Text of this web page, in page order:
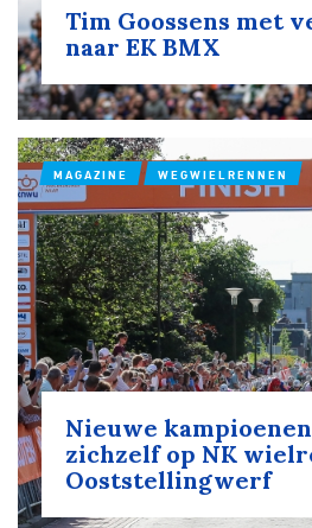
Tim Goossens met
naar EK BMX
MAGAZINE WEGWIELRENNEN
Nieuwe
zichzelf op NK
Ooststellingwerf